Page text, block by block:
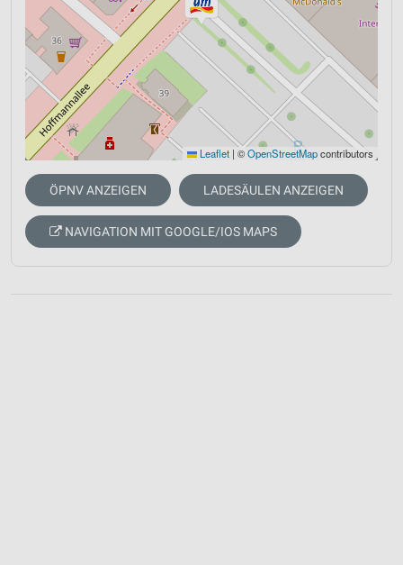
Leaflet | ©OpenStreetMapcontributors
ÖPNV ANZEIGEN LADESÄULEN ANZEIGEN
NAVIGATION MIT GOOGLE/IOS MAPS